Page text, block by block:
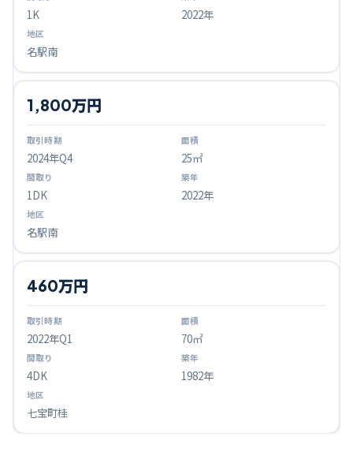
1K 2022年
名駅南
2024年Q4
1,800万円
25㎡
1DK 2022年
名駅南
2022年Q1
460万円
70㎡
4DK 1982年
七宝町桂